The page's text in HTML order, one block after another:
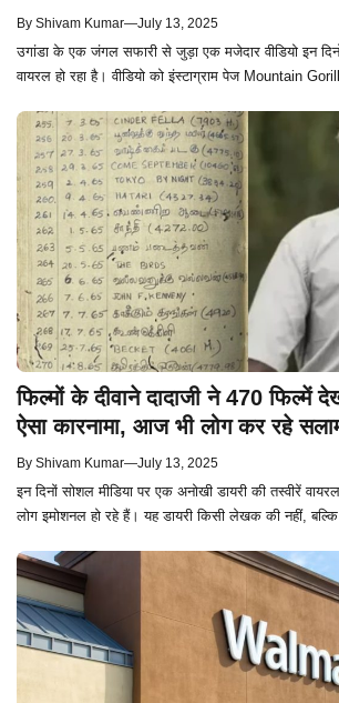
By Shivam Kumar—July 13, 2025
उगांडा के एक जंगल सफारी से जुड़ा एक मजेदार वीडियो इन
वायरल हो रहा है। वीडियो को इंस्टाग्राम पेज Mountain
फिल्मों के दीवाने दादाजी ने 470 फिल्में
ऐसा कारनामा, आज भी लोग कर रहे
By Shivam Kumar—July 13, 2025
इन दिनों सोशल मीडिया पर एक अनोखी डायरी की तस्वीरें
लोग इमोशनल हो रहे हैं। यह डायरी किसी लेखक की नहीं, बल्कि